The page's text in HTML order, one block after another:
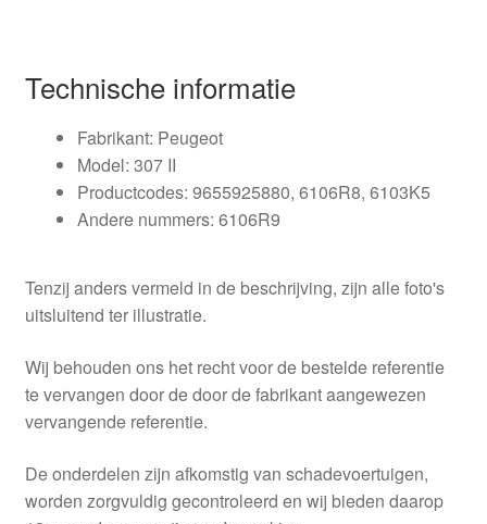
Technische informatie
Fabrikant: Peugeot
Model: 307 II
Productcodes: 9655925880, 6106R8, 6103K5
Andere nummers: 6106R9
Tenzij anders vermeld in de beschrijving, zijn alle foto's
uitsluitend ter illustratie.
Wij behouden ons het recht voor de bestelde referentie
te vervangen door de door de fabrikant aangewezen
vervangende referentie.
De onderdelen zijn afkomstig van schadevoertuigen,
worden zorgvuldig gecontroleerd en wij bieden daarop